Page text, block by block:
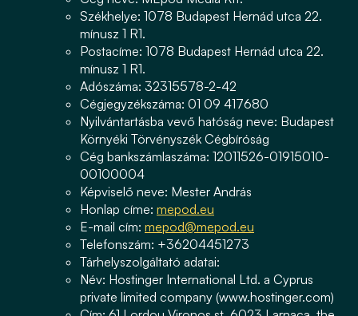
Székhelye: 1078 Budapest Hernád utca 22.
mínusz 1 R1.
Postacíme: 1078 Budapest Hernád utca 22.
mínusz 1 R1.
Adószáma: 32315578-2-42
Cégjegyzékszáma: 01 09 417680
Nyilvántartásba vevő hatóság neve: Budapest
Környéki Törvényszék Cégbíróság
Cég bankszámlaszáma: 12011526-01915010-
00100004
Képviselő neve: Mester András
Honlap címe: mepod.eu
E-mail cím: mepod@mepod.eu
Telefonszám: +36204451273
Tárhelyszolgáltató adatai:
Név: Hostinger International Ltd. a Cyprus
private limited company (www.hostinger.com)